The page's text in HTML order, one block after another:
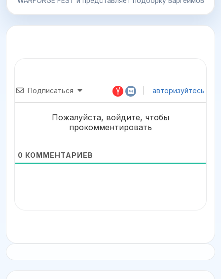
Подписаться авторизуйтесь
Пожалуйста, войдите, чтобы
прокомментировать
0 КОММЕНТАРИЕВ